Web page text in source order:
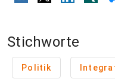
Stichworte
Politik